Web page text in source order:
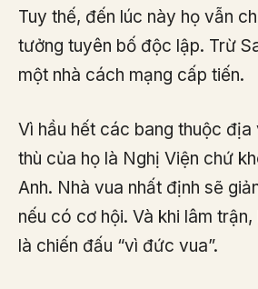
Tuy thế, đến lúc này họ vẫn
tưởng tuyên bố độc lập. Trừ
một nhà cách mạng cấp tiến.
Vì hầu hết các bang thuộc
thù của họ là Nghị Viện chứ
Anh. Nhà vua nhất định sẽ
nếu có cơ hội. Và khi lâm
là chiến đấu “vì đức vua”.